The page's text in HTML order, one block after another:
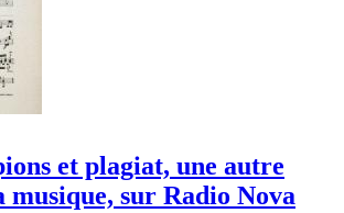
et plagiat, une autre
musique, sur Radio Nova